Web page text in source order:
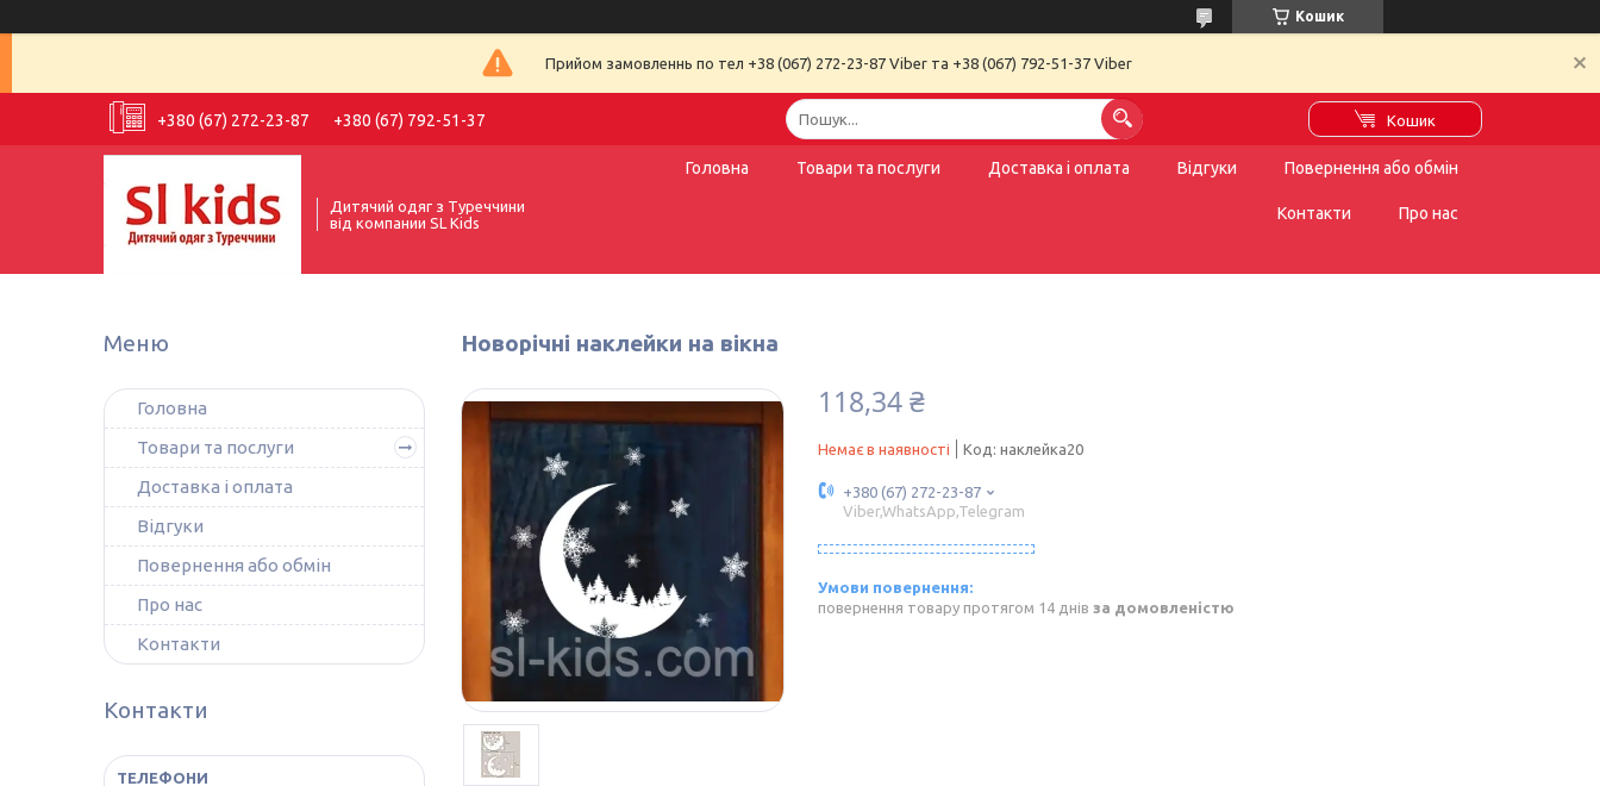
Кошик
Прийом замовленнь по тел +38 (067) 272-23-87 Viber та +38 (067) 792-51-37 Viber
+380 (67) 272-23-87 +380 (67) 792-51-37 Кошик
Дитячий одяг з Туреччини
від компании SL Kids
Головна Товари та послуги Доставка і оплата Відгуки Повернення або обмін
Контакти Про нас
Новорічні наклейки на вікна
118,34 ₴
Немає в наявності Код: наклейка20
+380 (67) 272-23-87
Viber,WhatsApp,Telegram
повернення товару протягом 14 днів за домовленістю
Головна
Товари та послуги
Доставка і оплата
Відгуки
Повернення або обмін
Про нас
Контакти
Контакти